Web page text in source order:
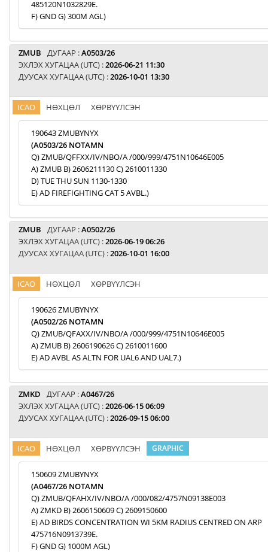
485120N1032829E.
F) GND G) 300M AGL)
ZMUB ДУГААР :A0503/26
ЭХЛЭХ ХУГАЦАА (UTC) :2026-06-21 11:30
ДУУСАХ ХУГАЦАА (UTC) :2026-10-01 13:30
ICAO НӨХЦӨЛ ХӨРВҮҮЛСЭН
190643 ZMUBYNYX
(A0503/26 NOTAMN
Q) ZMUB/QFFXX/IV/NBO/A /000/999/4751N10646E005
A) ZMUB B) 2606211130 C) 2610011330
D) TUE THU SUN 1130-1330
E) AD FIREFIGHTING CAT 5 AVBL.)
ZMUB ДУГААР :A0502/26
ЭХЛЭХ ХУГАЦАА (UTC) :2026-06-19 06:26
ДУУСАХ ХУГАЦАА (UTC) :2026-10-01 16:00
ICAO НӨХЦӨЛ ХӨРВҮҮЛСЭН
190626 ZMUBYNYX
(A0502/26 NOTAMN
Q) ZMUB/QFAXX/IV/NBO/A /000/999/4751N10646E005
A) ZMUB B) 2606190626 C) 2610011600
E) AD AVBL AS ALTN FOR UAL6 AND UAL7.)
ZMKD ДУГААР :A0467/26
ЭХЛЭХ ХУГАЦАА (UTC) :2026-06-15 06:09
ДУУСАХ ХУГАЦАА (UTC) :2026-09-15 06:00
ICAO НӨХЦӨЛ ХӨРВҮҮЛСЭН GRAPHIC
150609 ZMUBYNYX
(A0467/26 NOTAMN
Q) ZMUB/QFAHX/IV/NBO/A /000/082/4757N09138E003
A) ZMKD B) 2606150609 C) 2609150600
E) AD BIRDS CONCENTRATION WI 5KM RADIUS CENTRED ON ARP
475716N0913739E.
F) GND G) 1000M AGL)